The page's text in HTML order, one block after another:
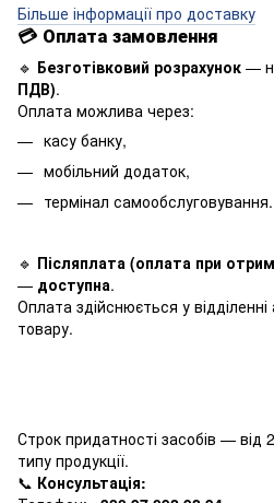
Більше інформації про доставку
💳 Оплата замовлення
🔹 Безготівковий розрахунок —
ПДВ).
Оплата можлива через:
касу банку,
мобільний додаток,
термінал самообслуговування.
🔹 Післяплата (оплата при
— доступна.
Оплата здійснюється у
товару.
Строк придатності засобів — від
типу продукції.
📞 Консультація: